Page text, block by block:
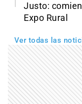
Justo:
Expo Rural
Ver todas las